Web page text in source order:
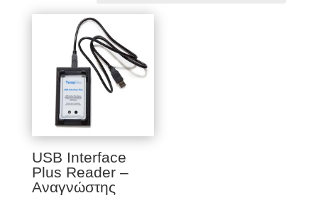
USB Interface
Plus Reader –
Αναγνώστης